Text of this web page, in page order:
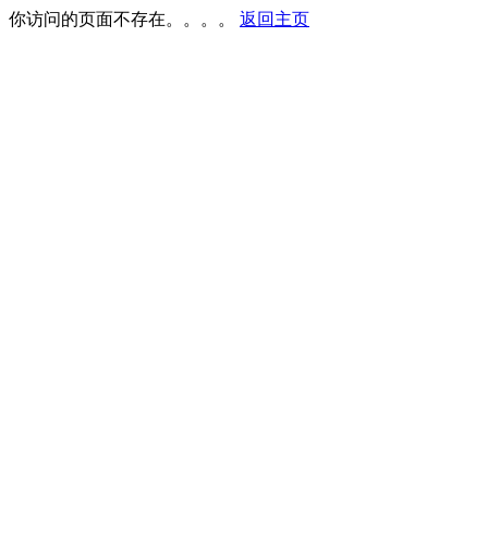
你访问的页面不存在。。。。 返回主页